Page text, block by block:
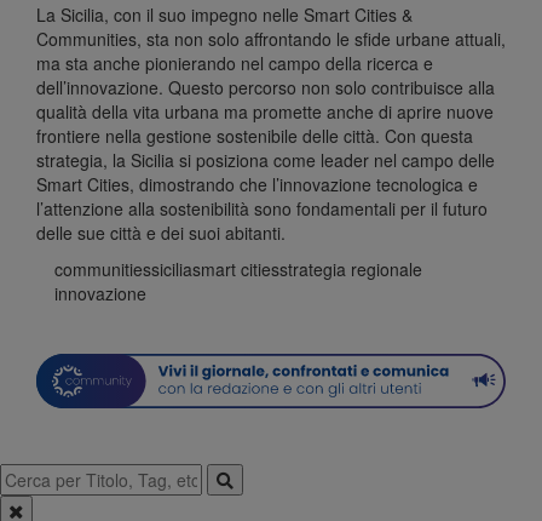
La Sicilia, con il suo impegno nelle Smart Cities &
Communities, sta non solo affrontando le sfide urbane attuali,
ma sta anche pionierando nel campo della ricerca e
dell’innovazione. Questo percorso non solo contribuisce alla
qualità della vita urbana ma promette anche di aprire nuove
frontiere nella gestione sostenibile delle città. Con questa
strategia, la Sicilia si posiziona come leader nel campo delle
Smart Cities, dimostrando che l’innovazione tecnologica e
l’attenzione alla sostenibilità sono fondamentali per il futuro
delle sue città e dei suoi abitanti.
communitiessiciliasmart citiesstrategia regionale
innovazione